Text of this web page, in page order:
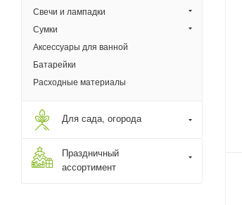
Свечи и лампадки
Сумки
Аксессуары для ванной
Батарейки
Расходные материалы
Для сада, огорода
Праздничный
ассортимент